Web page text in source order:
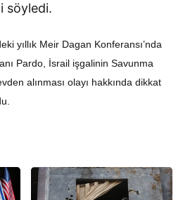
söyledi.
yıllık Meir Dagan Konferansı’nda
Pardo, İsrail işgalinin Savunma
alınması olayı hakkında dikkat